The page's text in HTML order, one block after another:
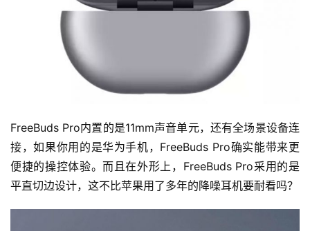
FreeBuds Pro内置的是11mm声音单元，还有全场景设备连
接，如果你用的是华为手机，FreeBuds Pro确实能带来更
便捷的操控体验。而且在外形上，FreeBuds Pro采用的是
平直切边设计，这不比苹果用了多年的降噪耳机要耐看吗？